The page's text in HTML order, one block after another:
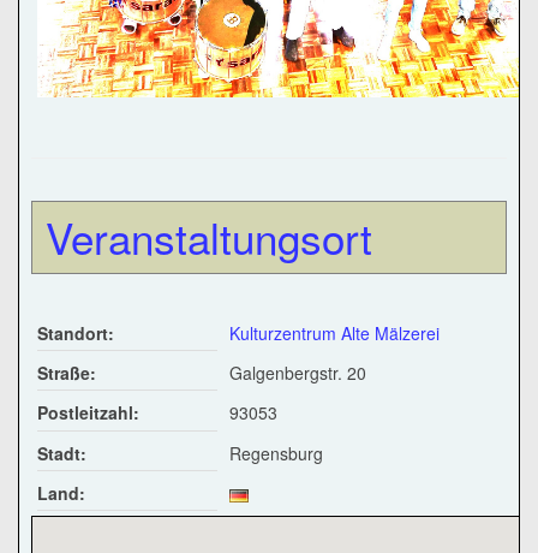
Veranstaltungsort
Standort:
Kulturzentrum Alte Mälzerei
Straße:
Galgenbergstr. 20
Postleitzahl:
93053
Stadt:
Regensburg
Land: